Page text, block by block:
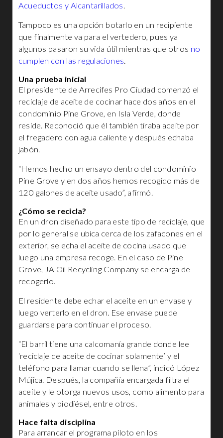
Acueductos y Alcantarillados.
Tampoco es una opción botarlo en un recipiente
que finalmente va para el vertedero, pues ya
algunos pasaron su vida útil mientras que otros no
cumplen con las regulaciones.
Una prueba inicial
El presidente de Arrecifes Pro Ciudad comenzó el
reciclaje de aceite de cocinar hace dos años en el
condominio Pine Grove, en Isla Verde, donde
reside. Reconoció que él también tiraba aceite por
el fregadero con agua caliente y después echaba
jabón.
“Hemos hecho un ensayo dentro del condominio
Pine Grove y en dos años hemos recogido más de
120 galones de aceite usado”, afirmó.
¿Cómo se recicla?
En un dron diseñado para este tipo de reciclaje, que
por lo general se ubica cerca de los zafacones en el
exterior, se echa el aceite de cocina usado que
luego una empresa recoge. En el caso de Pine
Grove, JA Oil Recycling Company se encarga de
recogerlo.
El residente debe echar el aceite en un envase y
luego verterlo en el dron. Ese envase puede
guardarse para continuar el proceso.
“El barril tiene una calcomanía grande donde lee
‘reciclaje de aceite de cocinar solamente’ y el
teléfono para llamar cuando se llena”, indicó López
Mújica. Después, la compañía encargada filtra el
aceite y le otorga nuevos usos, como alimento para
animales y biodiésel, entre otros.
Hace falta disciplina
Para arrancar el programa piloto en los